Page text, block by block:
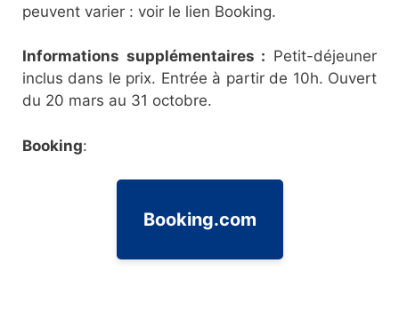
peuvent varier : voir le lien Booking.
Informations supplémentaires : Petit-déjeuner
inclus dans le prix. Entrée à partir de 10h. Ouvert
du 20 mars au 31 octobre.
Booking:
Booking.com